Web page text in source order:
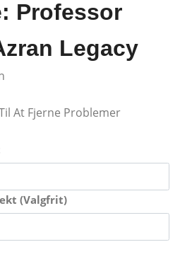
Professor
Legacy
At Fjerne Problemer
(Valgfrit)